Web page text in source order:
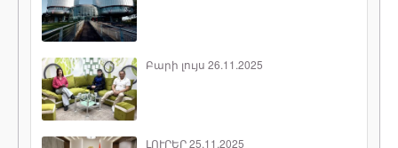
Բարի լույս 26.11.2025
ԼՈՒՐԵՐ 25.11.2025